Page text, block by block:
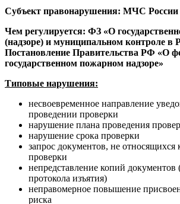
Субъект правонарушения: МЧС России
Чем регулируется: ФЗ «О
(надзоре) и муниципальном контроле в
Постановление Правительства РФ «О
государственном пожарном надзоре»
Типовые нарушения:
несвоевременное направление
проведении проверки
нарушение плана проведения
нарушение срока проверки
запрос документов, не относящихся
проверки
непредставление копий документов
протокола изъятия)
неправомерное повышение
риска